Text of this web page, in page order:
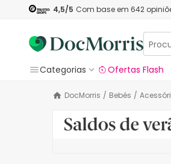
4,5/5 Com base em 642
Categorias
Ofertas Flash
DocMorris / Bebés /